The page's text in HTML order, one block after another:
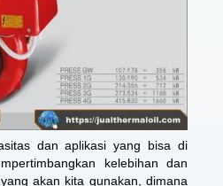
dan aplikasi yang bisa di
kelebihan dan
akan kita gunakan, dimana